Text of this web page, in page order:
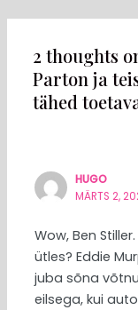
2 thoughts
Parton ja
tähed
HUGO
MÄRTS 2,
Wow, Ben
ütles? Eddie
juba sõna
eilsega, kui